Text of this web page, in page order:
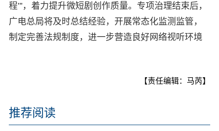
程’”，着力提升微短剧创作质量。专项治理结束后，
广电总局将及时总结经验，开展常态化监测监管，
制定完善法规制度，进一步营造良好网络视听环境
【责任编辑：马芮】
推荐阅读